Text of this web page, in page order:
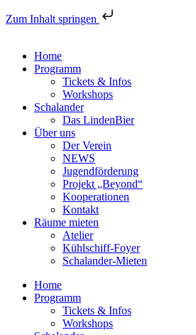
Zum Inhalt springen
Home
Programm
Tickets & Infos
Workshops
Schalander
Das LindenBier
Über uns
Der Verein
NEWS
Jugendförderung
Projekt „Beyond“
Kooperationen
Kontakt
Räume mieten
Atelier
Kühlschiff-Foyer
Schalander-Mieten
Home
Programm
Tickets & Infos
Workshops